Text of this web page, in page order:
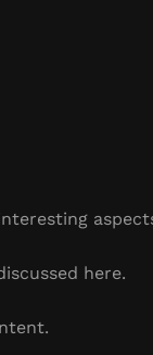
here.